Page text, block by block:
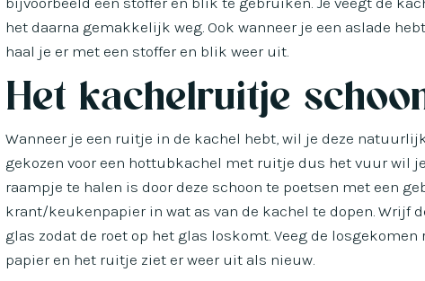
het daarna gemakkelijk weg. Ook wanneer je een aslade
haal je er met een stoffer en blik weer uit.
Het kachelruitje
Wanneer je een ruitje in de kachel hebt, wil je deze
gekozen voor een hottubkachel met ruitje dus het vuur wil
raampje te halen is door deze schoon te poetsen met een
krant/keukenpapier in wat as van de kachel te dopen. Wrijf
glas zodat de roet op het glas loskomt. Veeg de
papier en het ruitje ziet er weer uit als nieuw.